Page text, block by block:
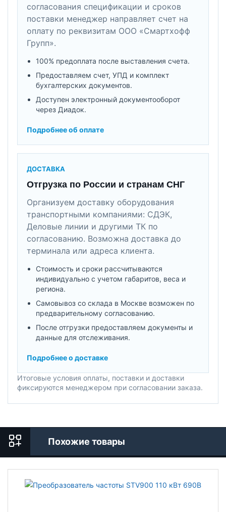
согласования спецификации и сроков
поставки менеджер направляет счет на
оплату по реквизитам ООО «Смартхофф
Групп».
100% предоплата после выставления счета.
Предоставляем счет, УПД и комплект
бухгалтерских документов.
Доступен электронный документооборот
через Диадок.
Подробнее об оплате
ДОСТАВКА
Отгрузка по России и странам СНГ
Организуем доставку оборудования
транспортными компаниями: СДЭК,
Деловые линии и другими ТК по
согласованию. Возможна доставка до
терминала или адреса клиента.
Стоимость и сроки рассчитываются
индивидуально с учетом габаритов, веса и
региона.
Самовывоз со склада в Москве возможен по
предварительному согласованию.
После отгрузки предоставляем документы и
данные для отслеживания.
Подробнее о доставке
Итоговые условия оплаты, поставки и доставки
фиксируются менеджером при согласовании заказа.
Похожие товары